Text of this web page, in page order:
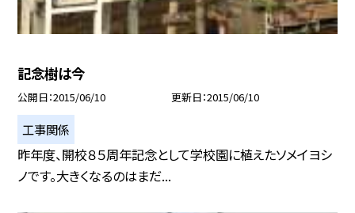
記念樹は今
公開日 2015/06/10 更新日 2015/06/10
工事関係
昨年度、開校８５周年記念として学校園に植えたソメイヨシ
ノです。大きくなるのはまだ...